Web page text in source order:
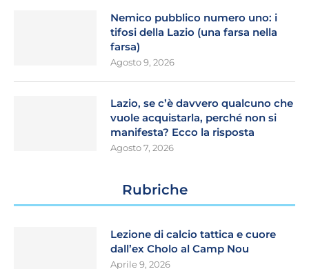
Nemico pubblico numero uno: i
tifosi della Lazio (una farsa nella
farsa)
Agosto 9, 2026
Lazio, se c’è davvero qualcuno che
vuole acquistarla, perché non si
manifesta? Ecco la risposta
Agosto 7, 2026
Rubriche
Lezione di calcio tattica e cuore
dall’ex Cholo al Camp Nou
Aprile 9, 2026